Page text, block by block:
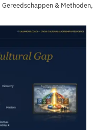
Gereedschappen & Methoden,